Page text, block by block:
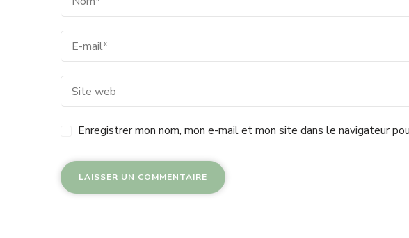
Enregistrer mon nom, mon e-mail et mon site dans le navigateur